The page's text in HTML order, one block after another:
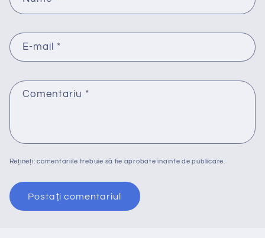
E-mail *
Comentariu *
Rețineți: comentariile trebuie să fie aprobate înainte de publicare.